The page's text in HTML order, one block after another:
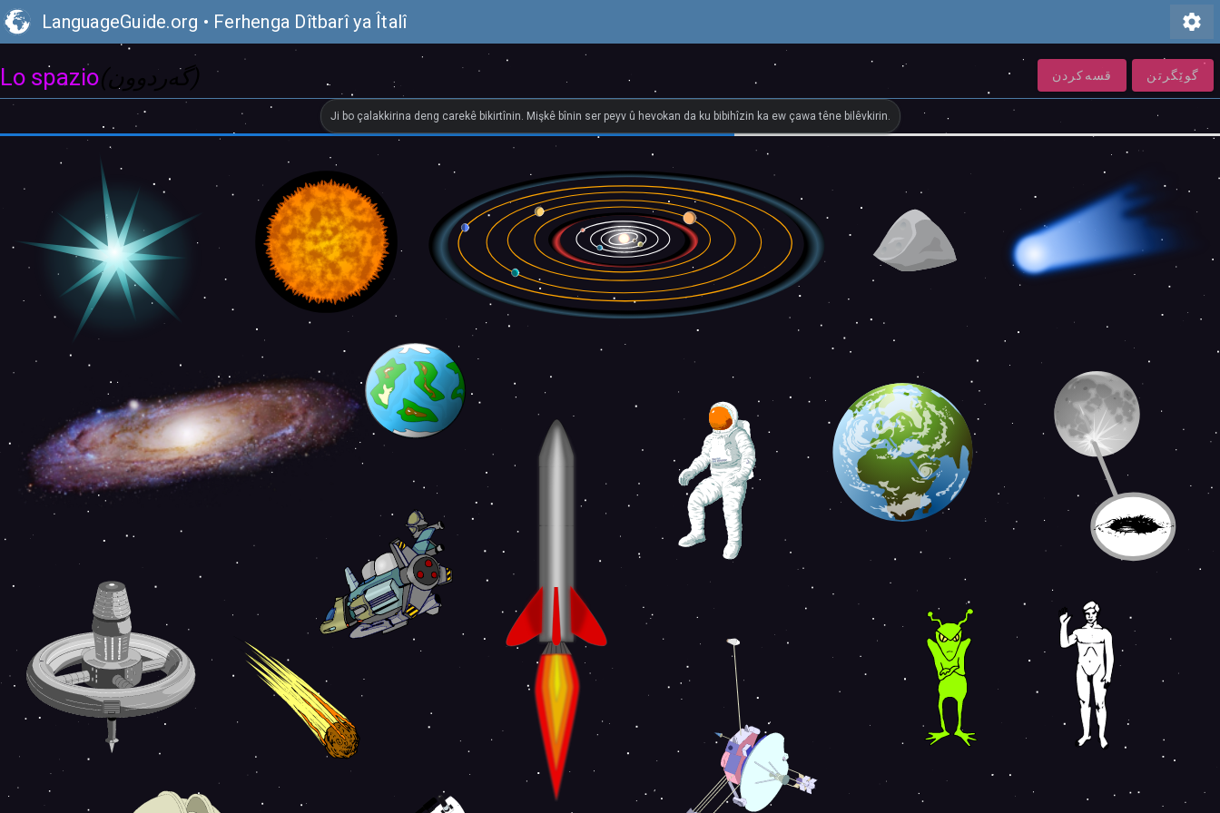
LanguageGuide.org • Ferhenga Dîtbarî ya Îtalî settings
Lo spazio (گەردوون) قسەكردن گوێگرتن
Ji bo çalakkirina deng carekê bikirtînin. Mişkê bînin ser peyv û hevokan da ku bibihîzin ka ew çawa têne bilêvkirin.